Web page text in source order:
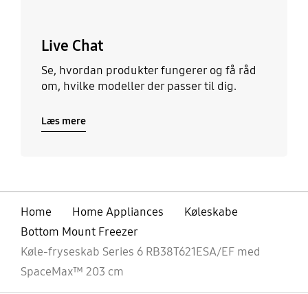
Live Chat
Se, hvordan produkter fungerer og få råd
om, hvilke modeller der passer til dig.
Læs mere
Home Home Appliances
Køleskabe
Bottom Mount Freezer
Køle-fryseskab Series 6 RB38T621ESA/EF med
SpaceMax™ 203 cm